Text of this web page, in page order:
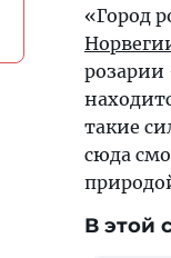
«Город
розарии
такие
сюда
В этой